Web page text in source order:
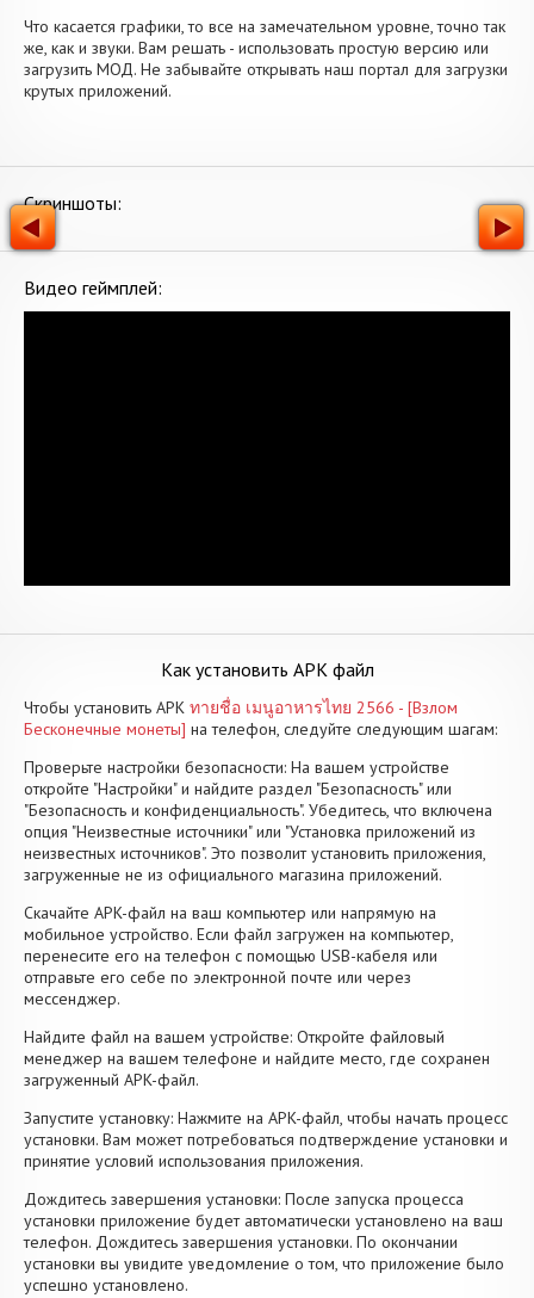
Что касается графики, то все на замечательном уровне, точно так
же, как и звуки. Вам решать - использовать простую версию или
загрузить МОД. Не забывайте открывать наш портал для загрузки
крутых приложений.
Скриншоты:
Видео геймплей:
Как установить APK файл
Чтобы установить APK ทายชื่อ เมนูอาหารไทย 2566 - [Взлом
Бесконечные монеты] на телефон, следуйте следующим шагам:
Проверьте настройки безопасности: На вашем устройстве
откройте "Настройки" и найдите раздел "Безопасность" или
"Безопасность и конфиденциальность". Убедитесь, что включена
опция "Неизвестные источники" или "Установка приложений из
неизвестных источников". Это позволит установить приложения,
загруженные не из официального магазина приложений.
Скачайте APK-файл на ваш компьютер или напрямую на
мобильное устройство. Если файл загружен на компьютер,
перенесите его на телефон с помощью USB-кабеля или
отправьте его себе по электронной почте или через
мессенджер.
Найдите файл на вашем устройстве: Откройте файловый
менеджер на вашем телефоне и найдите место, где сохранен
загруженный APK-файл.
Запустите установку: Нажмите на APK-файл, чтобы начать процесс
установки. Вам может потребоваться подтверждение установки и
принятие условий использования приложения.
Дождитесь завершения установки: После запуска процесса
установки приложение будет автоматически установлено на ваш
телефон. Дождитесь завершения установки. По окончании
установки вы увидите уведомление о том, что приложение было
успешно установлено.